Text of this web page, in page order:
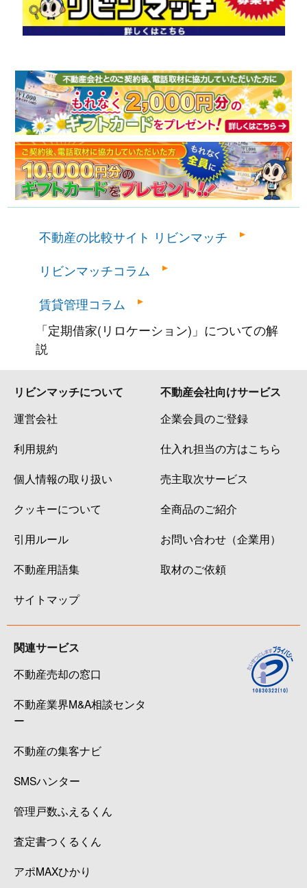
不動産の比較サイト リビンマッチ
リビンマッチコラム
賃貸管理コラム
「定期借家(リロケーション)」についての解
説
リビンマッチについて
運営会社
利用規約
個人情報の取り扱い
クッキーについて
引用ルール
不動産用語集
サイトマップ
不動産会社向けサービス
企業会員のご登録
仕入れ担当の方はこちら
売主取次サービス
全商品のご紹介
お問い合わせ（企業用）
取材のご依頼
関連サービス
不動産売却の窓口
不動産業界M&A相談センタ
ー
不動産の集客ナビ
SMSハンター
管理戸数ふえるくん
査定書つくるくん
アポMAXひかり